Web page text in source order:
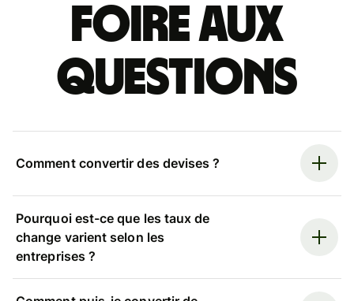
Foire aux
questions
Comment convertir des devises ?
Pourquoi est-ce que les taux de
change varient selon les
entreprises ?